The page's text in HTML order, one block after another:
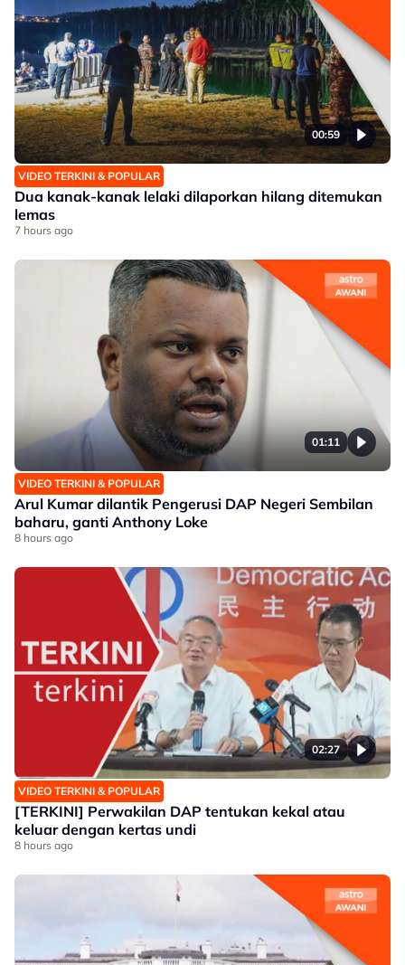
00:59
VIDEO TERKINI & POPULAR
Dua kanak-kanak lelaki dilaporkan hilang ditemukan
lemas
7 hours ago
01:11
VIDEO TERKINI & POPULAR
Arul Kumar dilantik Pengerusi DAP Negeri Sembilan
baharu, ganti Anthony Loke
8 hours ago
02:27
VIDEO TERKINI & POPULAR
[TERKINI] Perwakilan DAP tentukan kekal atau
keluar dengan kertas undi
8 hours ago